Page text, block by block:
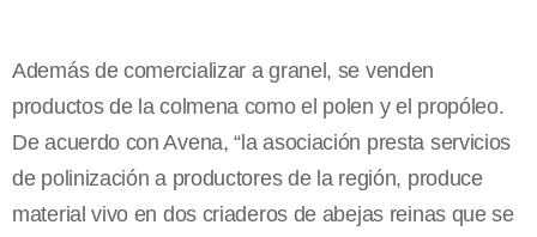
Además de comercializar a granel, se venden
productos de la colmena como el polen y el propóleo.
De acuerdo con Avena, “la asociación presta servicios
de polinización a productores de la región, produce
material vivo en dos criaderos de abejas reinas que se